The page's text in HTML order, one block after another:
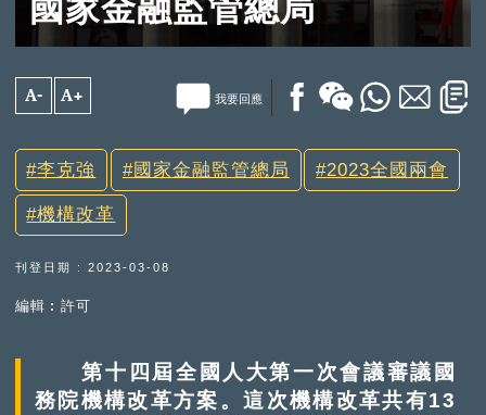
國家金融監管總局
A- A+ 我要回應
李克強 國家金融監管總局 2023全國兩會
機構改革
刊登日期 : 2023-03-08
編輯︰許可
第十四屆全國人大第一次會議審議國
務院機構改革方案。這次機構改革共有13